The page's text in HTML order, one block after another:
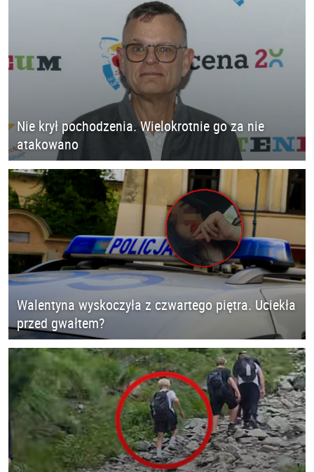
Nie krył pochodzenia. Wielokrotnie go za nie
atakowano
Walentyna wyskoczyła z czwartego piętra. Uciekła
przed gwałtem?